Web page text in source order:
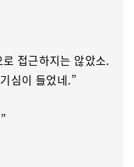
접근하지는 않았소.
심이 들었네.”